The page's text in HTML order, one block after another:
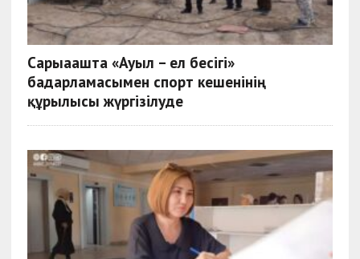
Сарыағашта «Ауыл – ел бесігі»
бағдарламасымен спорт кешенінің
құрылысы жүргізілуде